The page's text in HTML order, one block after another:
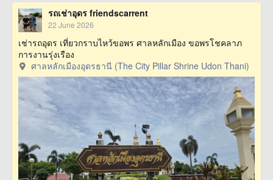
รถเช่าอุดร friendscarrent
22 June 2026
เช่ารถอุดร เที่ยวกราบไหว้ขอพร ศาลหลักเมือง ขอพรโชคลาภ
การงานรุ่งเรือง
ศาลหลักเมืองอุดรธานี (The City Pillar Shrine Udon Thani)